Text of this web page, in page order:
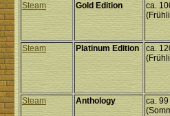
Steam Gold Edition
ca.
Steam Platinum Edition
ca.
Steam Anthology
ca.